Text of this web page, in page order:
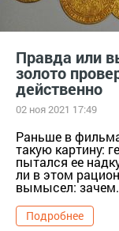
Правда или
золото
действенно
02 ноя 2021 17:49
Раньше в
такую картину:
пытался ее
ли в этом
вымысел:
Подробнее